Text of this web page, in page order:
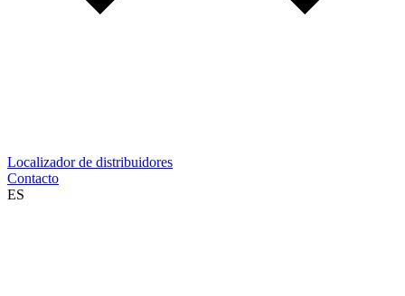
Localizador de distribuidores
Contacto
ES